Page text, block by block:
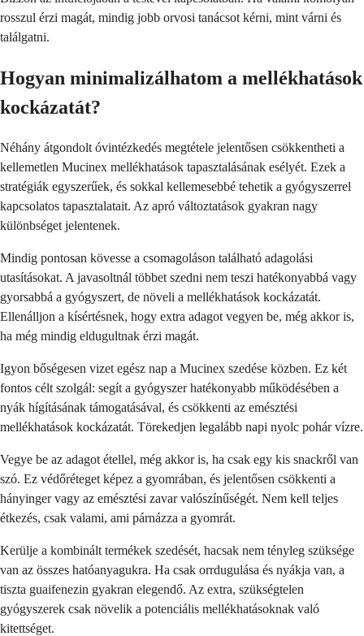
rosszul érzi magát, mindig jobb orvosi tanácsot kérni, mint várni és
találgatni.
Hogyan minimalizálhatom a mellékhatások
kockázatát?
Néhány átgondolt óvintézkedés megtétele jelentősen csökkentheti a
kellemetlen Mucinex mellékhatások tapasztalásának esélyét. Ezek a
stratégiák egyszerűek, és sokkal kellemesebbé tehetik a gyógyszerrel
kapcsolatos tapasztalatait. Az apró változtatások gyakran nagy
különbséget jelentenek.
Mindig pontosan kövesse a csomagoláson található adagolási
utasításokat. A javasoltnál többet szedni nem teszi hatékonyabbá vagy
gyorsabbá a gyógyszert, de növeli a mellékhatások kockázatát.
Ellenálljon a kísértésnek, hogy extra adagot vegyen be, még akkor is,
ha még mindig eldugultnak érzi magát.
Igyon bőségesen vizet egész nap a Mucinex szedése közben. Ez két
fontos célt szolgál: segít a gyógyszer hatékonyabb működésében a
nyák hígításának támogatásával, és csökkenti az emésztési
mellékhatások kockázatát. Törekedjen legalább napi nyolc pohár vízre.
Vegye be az adagot étellel, még akkor is, ha csak egy kis snackről van
szó. Ez védőréteget képez a gyomrában, és jelentősen csökkenti a
hányinger vagy az emésztési zavar valószínűségét. Nem kell teljes
étkezés, csak valami, ami párnázza a gyomrát.
Kerülje a kombinált termékek szedését, hacsak nem tényleg szüksége
van az összes hatóanyagukra. Ha csak orrdugulása és nyákja van, a
tiszta guaifenezin gyakran elegendő. Az extra, szükségtelen
gyógyszerek csak növelik a potenciális mellékhatásoknak való
kitettséget.